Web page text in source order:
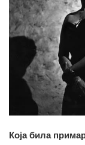
Која била